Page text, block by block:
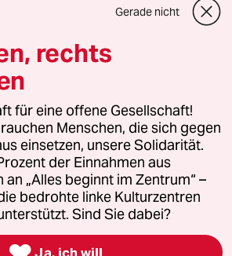
Vertriebs GmbH
rechtlichen Fragen oder für Genehmigungen
lizenzen@taz.de
Kommune-Richtlinien
Datenschutz Impressum AGB
widerrufen (Ads)
Gerade nicht
rechts
für eine offene Gesellschaft!
Menschen, die sich gegen
einsetzen, unsere Solidarität.
der Einnahmen aus
„Alles beginnt im Zentrum“ –
bedrohte linke Kulturzentren
Sind Sie dabei?
Ja, ich will